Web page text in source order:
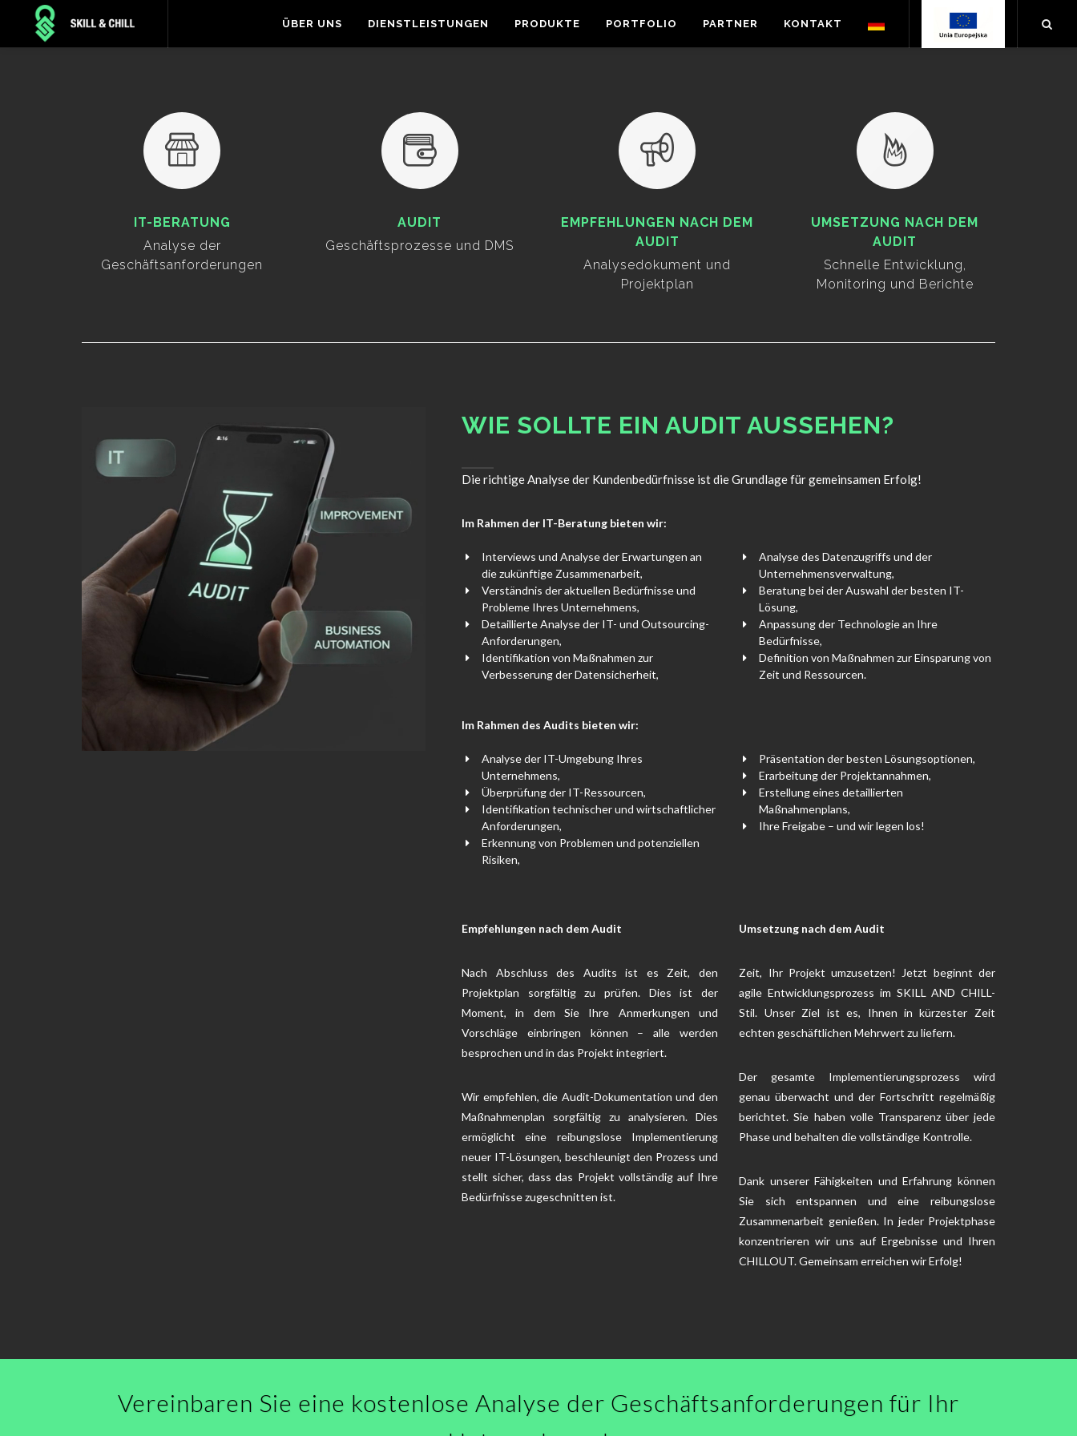
ÜBER UNS DIENSTLEISTUNGEN PRODUKTE PORTFOLIO PARTNER KONTAKT
IT-BERATUNG
Analyse der
Geschäftsanforderungen
AUDIT
Geschäftsprozesse und DMS
EMPFEHLUNGEN NACH DEM
AUDIT
Analysedokument und
Projektplan
UMSETZUNG NACH DEM
AUDIT
Schnelle Entwicklung,
Monitoring und Berichte
WIE SOLLTE EIN AUDIT AUSSEHEN?
Die richtige Analyse der Kundenbedürfnisse ist die Grundlage für gemeinsamen Erfolg!
Im Rahmen der IT-Beratung bieten wir:
Interviews und Analyse der Erwartungen an
die zukünftige Zusammenarbeit,
Verständnis der aktuellen Bedürfnisse und
Probleme Ihres Unternehmens,
Detaillierte Analyse der IT- und Outsourcing-
Anforderungen,
Identifikation von Maßnahmen zur
Verbesserung der Datensicherheit,
Analyse des Datenzugriffs und der
Unternehmensverwaltung,
Beratung bei der Auswahl der besten IT-
Lösung,
Anpassung der Technologie an Ihre
Bedürfnisse,
Definition von Maßnahmen zur Einsparung von
Zeit und Ressourcen.
Im Rahmen des Audits bieten wir:
Analyse der IT-Umgebung Ihres
Unternehmens,
Überprüfung der IT-Ressourcen,
Identifikation technischer und wirtschaftlicher
Anforderungen,
Erkennung von Problemen und potenziellen
Risiken,
Präsentation der besten Lösungsoptionen,
Erarbeitung der Projektannahmen,
Erstellung eines detaillierten
Maßnahmenplans,
Ihre Freigabe – und wir legen los!
Empfehlungen nach dem Audit
Nach Abschluss des Audits ist es Zeit, den
Projektplan sorgfältig zu prüfen. Dies ist der
Moment, in dem Sie Ihre Anmerkungen und
Vorschläge einbringen können – alle werden
besprochen und in das Projekt integriert.
Wir empfehlen, die Audit-Dokumentation und den
Maßnahmenplan sorgfältig zu analysieren. Dies
ermöglicht eine reibungslose Implementierung
neuer IT-Lösungen, beschleunigt den Prozess und
stellt sicher, dass das Projekt vollständig auf Ihre
Bedürfnisse zugeschnitten ist.
Umsetzung nach dem Audit
Zeit, Ihr Projekt umzusetzen! Jetzt beginnt der
agile Entwicklungsprozess im SKILL AND CHILL-
Stil. Unser Ziel ist es, Ihnen in kürzester Zeit
echten geschäftlichen Mehrwert zu liefern.
Der gesamte Implementierungsprozess wird
genau überwacht und der Fortschritt regelmäßig
berichtet. Sie haben volle Transparenz über jede
Phase und behalten die vollständige Kontrolle.
Dank unserer Fähigkeiten und Erfahrung können
Sie sich entspannen und eine reibungslose
Zusammenarbeit genießen. In jeder Projektphase
konzentrieren wir uns auf Ergebnisse und Ihren
CHILLOUT. Gemeinsam erreichen wir Erfolg!
Vereinbaren Sie eine kostenlose Analyse der Geschäftsanforderungen für Ihr